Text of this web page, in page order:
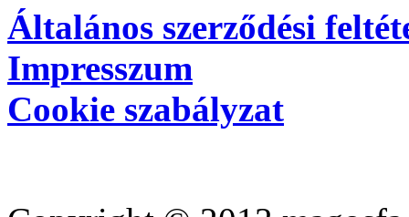
Általános szerződési
Impresszum
Cookie szabályzat